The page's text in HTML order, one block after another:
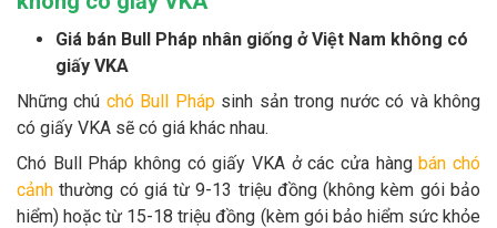
TỔNG ĐÀI TƯ VẤN
0929894774
Giá bán Bull Pháp nhân giống ở Việt Nam không có
giấy VKA
Những chú chó Bull Phápsinh sản trong nước có và không
có giấy VKA sẽ có giá khác nhau.
Chó Bull Pháp không có giấy VKA ở các cửa hàngbán chó
cảnh thường có giá từ 9-13 triệu đồng (không kèm gói bảo
hiểm) hoặc từ 15-18 triệu đồng (kèm gói bảo hiểm sức khỏe